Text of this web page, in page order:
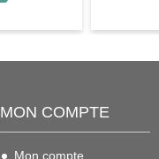
MON COMPTE
Mon compte